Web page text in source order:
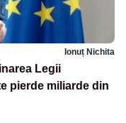
Ionuț Nichita
Legii
pierde miliarde din